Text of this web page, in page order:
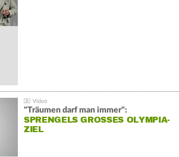
"Träumen darf man immer":
SPRENGELS GROSSES OLYMPIA-Z
IEL